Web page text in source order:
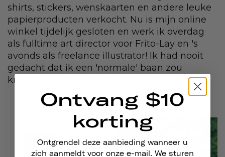
shirts, stickers, wenskaarten en andere leuke
papierproducten verkocht. Nu is mijn online
winkel tijdelijk gesloten en werk ik overdag
als fulltime art director voor Frito-Lay en 's
avonds als freelance illustrator! Ik had nooit
gedacht dat ik een 'normale' baan zou
krijgen, maar ik vind het geweldig.
Ontvang $10
korting
Ontgrendel deze aanbieding wanneer u
zich aanmeldt voor onze e-mail. We sturen